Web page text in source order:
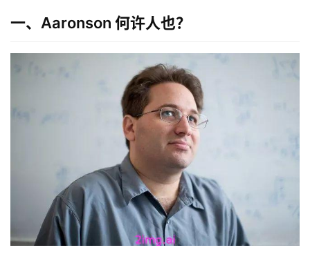
一、Aaronson 何许人也？